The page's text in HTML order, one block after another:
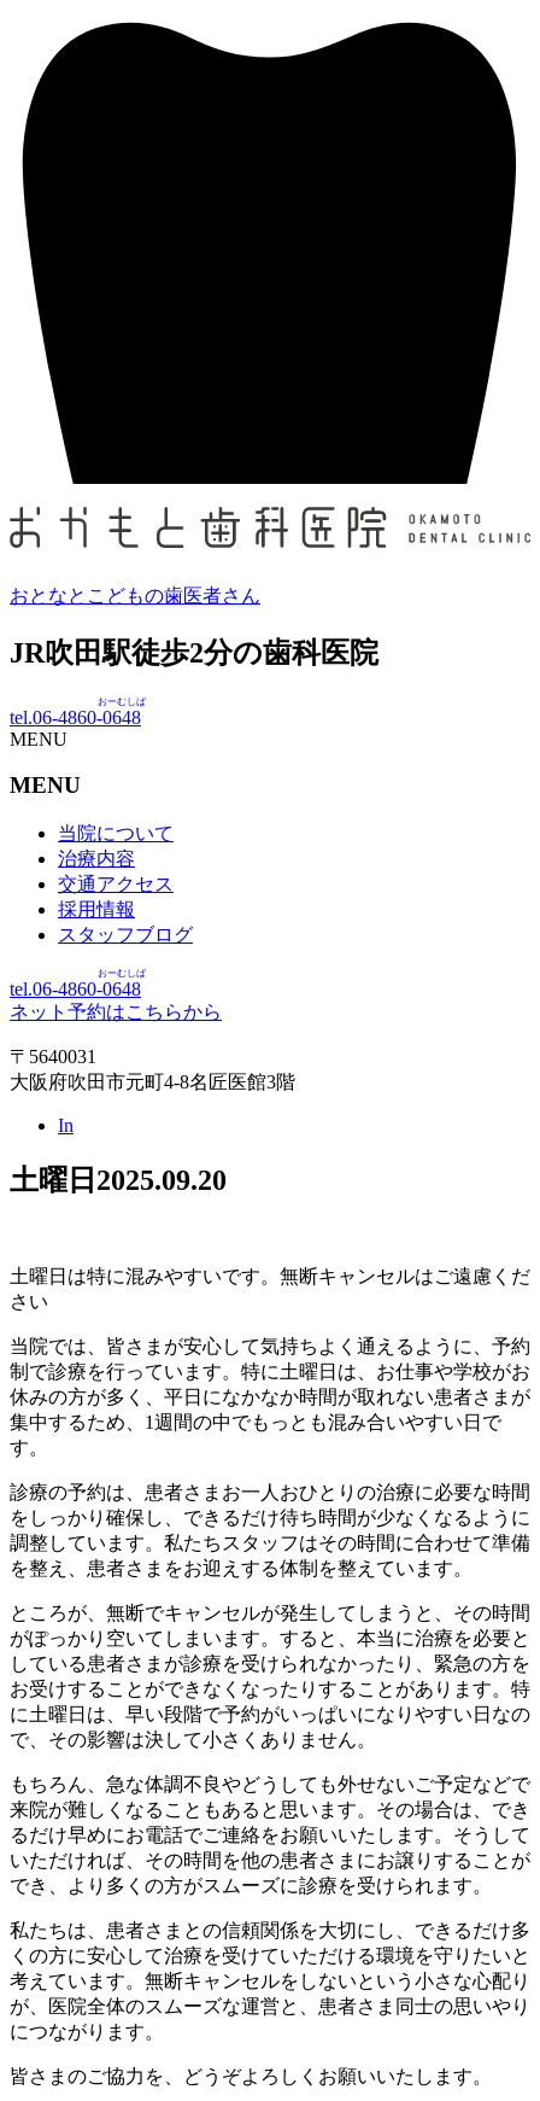
おとなとこどもの歯医者さん
JR吹田駅徒歩2分の歯科医院
tel.06-4860-0648
おーむしば
MENU
MENU
当院について
治療内容
交通アクセス
採用情報
スタッフブログ
tel.06-4860-0648
おーむしば
ネット予約はこちらから
〒5640031
大阪府吹田市元町4-8名匠医館3階
In
土曜日 2025.09.20
土曜日は特に混みやすいです。無断キャンセルはご遠慮くだ
さい
当院では、皆さまが安心して気持ちよく通えるように、予約
制で診療を行っています。特に土曜日は、お仕事や学校がお
休みの方が多く、平日になかなか時間が取れない患者さまが
集中するため、1週間の中でもっとも混み合いやすい日で
す。
診療の予約は、患者さまお一人おひとりの治療に必要な時間
をしっかり確保し、できるだけ待ち時間が少なくなるように
調整しています。私たちスタッフはその時間に合わせて準備
を整え、患者さまをお迎えする体制を整えています。
ところが、無断でキャンセルが発生してしまうと、その時間
がぽっかり空いてしまいます。すると、本当に治療を必要と
している患者さまが診療を受けられなかったり、緊急の方を
お受けすることができなくなったりすることがあります。特
に土曜日は、早い段階で予約がいっぱいになりやすい日なの
で、その影響は決して小さくありません。
もちろん、急な体調不良やどうしても外せないご予定などで
来院が難しくなることもあると思います。その場合は、でき
るだけ早めにお電話でご連絡をお願いいたします。そうして
いただければ、その時間を他の患者さまにお譲りすることが
でき、より多くの方がスムーズに診療を受けられます。
私たちは、患者さまとの信頼関係を大切にし、できるだけ多
くの方に安心して治療を受けていただける環境を守りたいと
考えています。無断キャンセルをしないという小さな心配り
が、医院全体のスムーズな運営と、患者さま同士の思いやり
につながります。
皆さまのご協力を、どうぞよろしくお願いいたします。